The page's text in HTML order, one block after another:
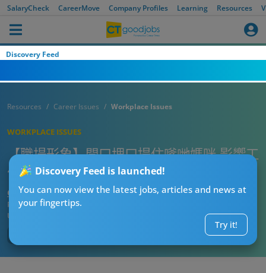
SalaryCheck CareerMove Company Profiles Learning Resources
Discovery Feed
Discovery Feed is launched!
You can now view the latest jobs, articles and news at
your fingertips.
Try it!
Resources Career Issues Workplace Issues
WORKPLACE ISSUES
【職場形象】開口埋口提住嗲哋媽咪 影響工
作形象好大鑊？
CTgoodjobs’ Editor
Published:2026-05-31 12:15
Updated: